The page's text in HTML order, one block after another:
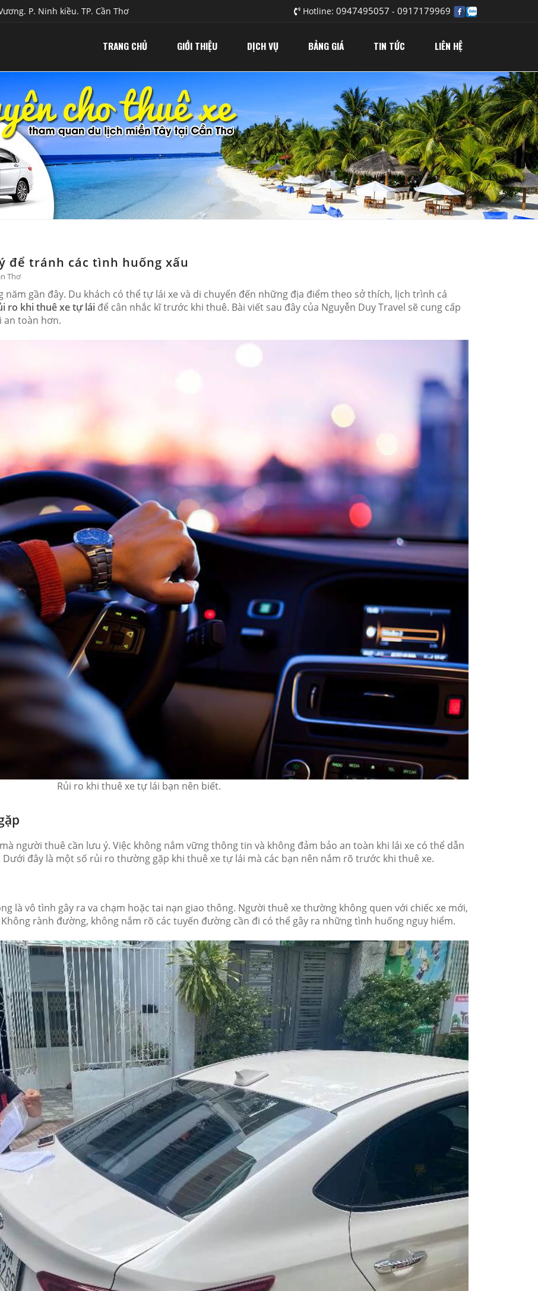
P. Ninh kiều. TP. Cần Thơ Hotline: 0947495057 - 0917179969
TRANG CHỦ GIỚI THIỆU DỊCH VỤ BẢNG GIÁ TIN TỨC LIÊN HỆ
để tránh các tình huống xấu
Thơ
gần đây. Du khách có thể tự lái xe và di chuyển đến những địa điểm theo sở thích, lịch trình cá
ro khi thuê xe tự lái để cân nhắc kĩ trước khi thuê. Bài viết sau đây của Nguyễn Duy Travel sẽ cung cấp
an toàn hơn.
Rủi ro khi thuê xe tự lái bạn nên biết.
người thuê cần lưu ý. Việc không nắm vững thông tin và không đảm bảo an toàn khi lái xe có thể dẫn
đây là một số rủi ro thường gặp khi thuê xe tự lái mà các bạn nên nắm rõ trước khi thuê xe.
là vô tình gây ra va chạm hoặc tai nạn giao thông. Người thuê xe thường không quen với chiếc xe mới,
rành đường, không nắm rõ các tuyến đường cần đi có thể gây ra những tình huống nguy hiểm.